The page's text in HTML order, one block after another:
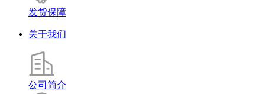
发货保障
关于我们
公司简介